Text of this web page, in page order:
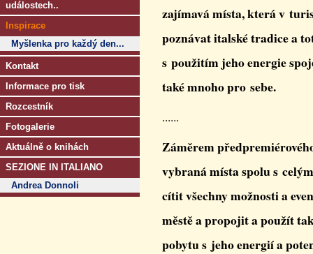
událostech..
Inspirace
Myšlenka pro každý den...
Kontakt
Informace pro tisk
Rozcestník
Fotogalerie
Aktuálně o knihách
SEZIONE IN ITALIANO
Andrea Donnoli
zajímavá místa, která v
poznávat italské tradice a
s použitím jeho energie
také mnoho pro sebe.
......
Záměrem
vybraná místa spolu s
cítit všechny možnosti a
městě a propojit a použít
pobytu s jeho energií a